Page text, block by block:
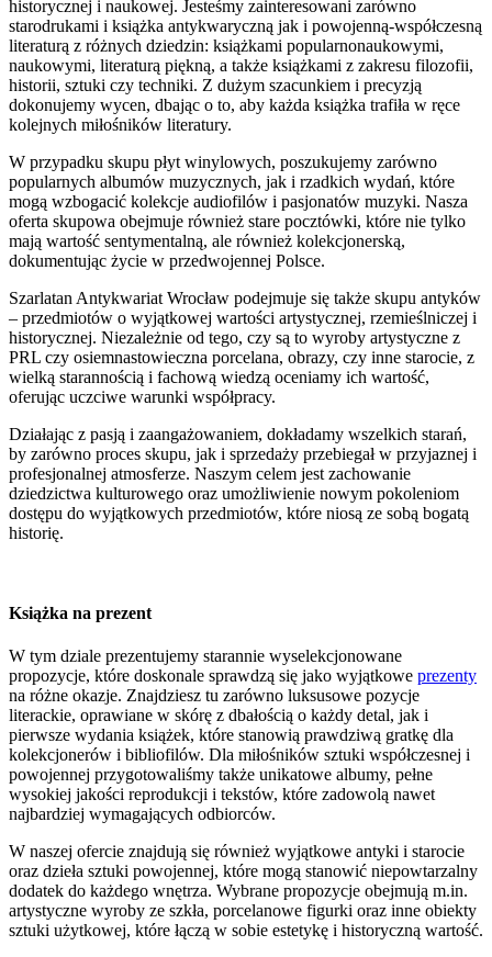
historycznej i naukowej. Jesteśmy zainteresowani zarówno
starodrukami i książka antykwaryczną jak i powojenną-współczesną
literaturą z różnych dziedzin: książkami popularnonaukowymi,
naukowymi, literaturą piękną, a także książkami z zakresu filozofii,
historii, sztuki czy techniki. Z dużym szacunkiem i precyzją
dokonujemy wycen, dbając o to, aby każda książka trafiła w ręce
kolejnych miłośników literatury.
W przypadku skupu płyt winylowych, poszukujemy zarówno
popularnych albumów muzycznych, jak i rzadkich wydań, które
mogą wzbogacić kolekcje audiofilów i pasjonatów muzyki. Nasza
oferta skupowa obejmuje również stare pocztówki, które nie tylko
mają wartość sentymentalną, ale również kolekcjonerską,
dokumentując życie w przedwojennej Polsce.
Szarlatan Antykwariat Wrocław podejmuje się także skupu antyków
– przedmiotów o wyjątkowej wartości artystycznej, rzemieślniczej i
historycznej. Niezależnie od tego, czy są to wyroby artystyczne z
PRL czy osiemnastowieczna porcelana, obrazy, czy inne starocie, z
wielką starannością i fachową wiedzą oceniamy ich wartość,
oferując uczciwe warunki współpracy.
Działając z pasją i zaangażowaniem, dokładamy wszelkich starań,
by zarówno proces skupu, jak i sprzedaży przebiegał w przyjaznej i
profesjonalnej atmosferze. Naszym celem jest zachowanie
dziedzictwa kulturowego oraz umożliwienie nowym pokoleniom
dostępu do wyjątkowych przedmiotów, które niosą ze sobą bogatą
historię.
Książka na prezent
W tym dziale prezentujemy starannie wyselekcjonowane
propozycje, które doskonale sprawdzą się jako wyjątkowe prezenty
na różne okazje. Znajdziesz tu zarówno luksusowe pozycje
literackie, oprawiane w skórę z dbałością o każdy detal, jak i
pierwsze wydania książek, które stanowią prawdziwą gratkę dla
kolekcjonerów i bibliofilów. Dla miłośników sztuki współczesnej i
powojennej przygotowaliśmy także unikatowe albumy, pełne
wysokiej jakości reprodukcji i tekstów, które zadowolą nawet
najbardziej wymagających odbiorców.
W naszej ofercie znajdują się również wyjątkowe antyki i starocie
oraz dzieła sztuki powojennej, które mogą stanowić niepowtarzalny
dodatek do każdego wnętrza. Wybrane propozycje obejmują m.in.
artystyczne wyroby ze szkła, porcelanowe figurki oraz inne obiekty
sztuki użytkowej, które łączą w sobie estetykę i historyczną wartość.